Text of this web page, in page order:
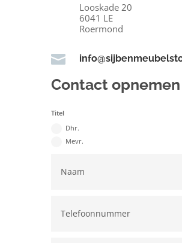
Looskade 20
6041 LE
Roermond

Contact opnemen
Titel
Dhr.
Mevr.